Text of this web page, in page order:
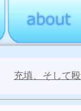
充填、そして